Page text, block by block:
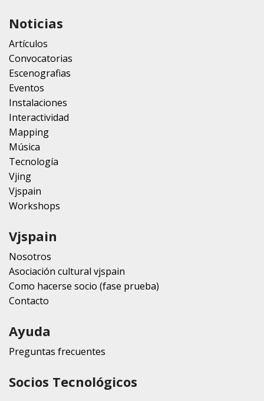
Noticias
Artículos
Convocatorias
Escenografias
Eventos
Instalaciones
Interactividad
Mapping
Música
Tecnología
Vjing
Vjspain
Workshops
Vjspain
Nosotros
Asociación cultural vjspain
Como hacerse socio (fase prueba)
Contacto
Ayuda
Preguntas frecuentes
Socios Tecnológicos